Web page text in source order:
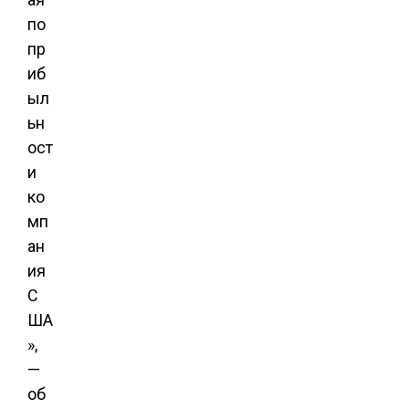
по
пр
иб
ыл
ьн
ост
и
ко
мп
ан
ия
С
ША
»,
—
об